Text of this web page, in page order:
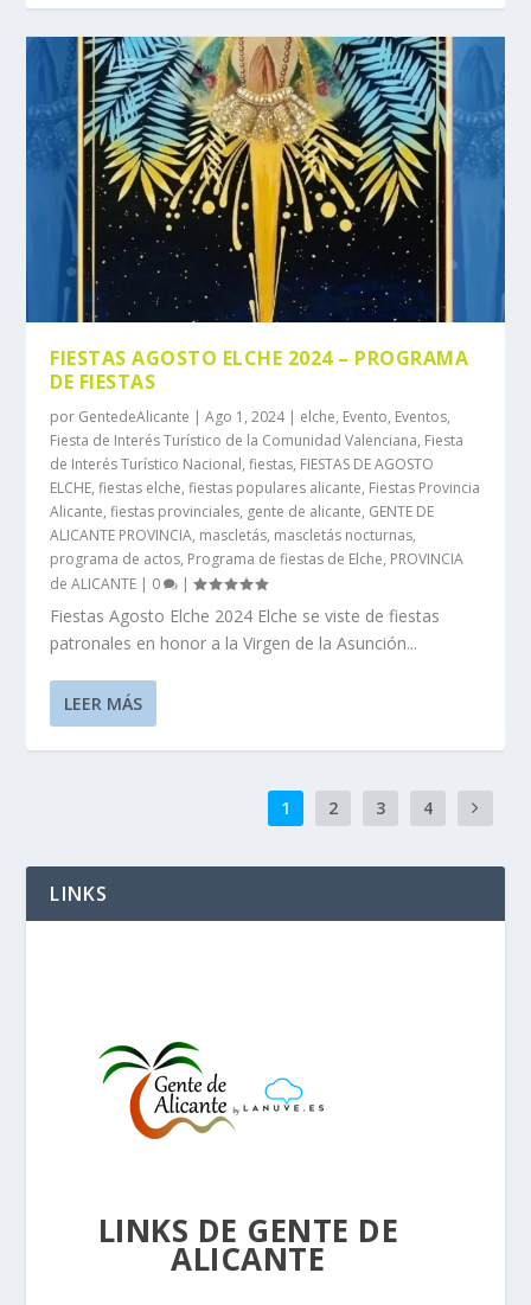
FIESTAS AGOSTO ELCHE 2024 – PROGRAMA
DE FIESTAS
por GentedeAlicante |Ago 1, 2024| elche, Evento, Eventos,
Fiesta de Interés Turístico de la Comunidad Valenciana, Fiesta
de Interés Turístico Nacional,fiestas, FIESTAS DE AGOSTO
ELCHE,fiestas elche,fiestas populares alicante, Fiestas Provincia
Alicante,fiestas provinciales, gente de alicante, GENTE DE
ALICANTE PROVINCIA, mascletás, mascletás nocturnas,
programa de actos, Programa de fiestas de Elche, PROVINCIA
de ALICANTE | 0 |
Fiestas Agosto Elche 2024 Elche se viste de fiestas
patronales en honor a la Virgen de la Asunción...
LEER MÁS
1 2 3 4
LINKS
LINKS DE GENTE DE
ALICANTE